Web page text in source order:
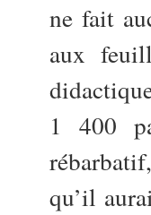
ne fait
aux
1 400
qu’il